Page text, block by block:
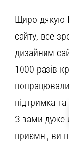
Щиро дякую
сайту, все
дизайним
1000 разів
підтримка та
З вами дуже
приємні, ви